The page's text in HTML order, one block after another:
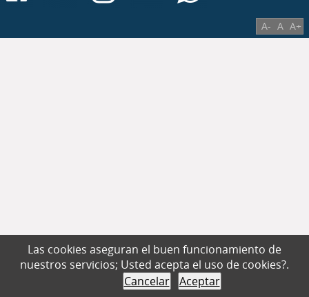
A- A A+
Las cookies aseguran el buen funcionamiento de
nuestros servicios; Usted acepta el uso de cookies?.
Cancelar
Aceptar